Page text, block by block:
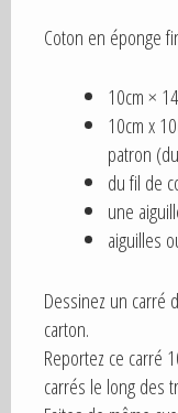
Coton en éponge
10cm ×
10cm x
patron
du fil de
une
aiguilles
Dessinez un carré
carton.
Reportez ce carré
carrés le long des